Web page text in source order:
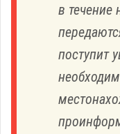
в течение
поступит